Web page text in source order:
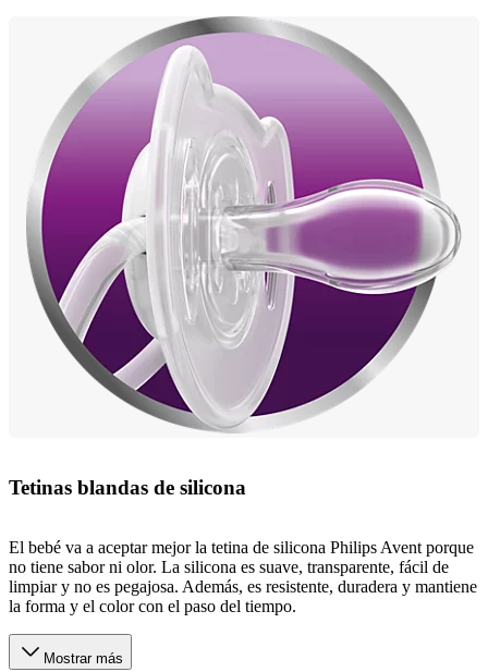
Tetinas blandas de silicona
El bebé va a aceptar mejor la tetina de silicona Philips Avent porque
no tiene sabor ni olor. La silicona es suave, transparente, fácil de
limpiar y no es pegajosa. Además, es resistente, duradera y mantiene
la forma y el color con el paso del tiempo.
Mostrar más